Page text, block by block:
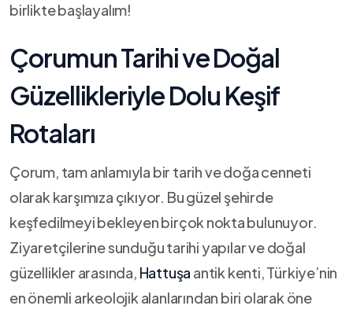
birlikte‌ başlayalım!
Çorumun⁢ Tarihi ve⁢ Doğal
Güzellikleriyle‍ Dolu Keşif
Rotaları
Çorum, tam anlamıyla bir tarih ve doğa cenneti
olarak ‌karşımıza çıkıyor. Bu güzel şehirde
keşfedilmeyi bekleyen ⁣birçok ⁣nokta ⁢bulunuyor.
Ziyaretçilerine sunduğu tarihi yapılar ve doğal
güzellikler arasında, Hattuşa ​antik‌ kenti, Türkiye’nin
‍en ⁤önemli arkeolojik alanlarından biri olarak‌ öne